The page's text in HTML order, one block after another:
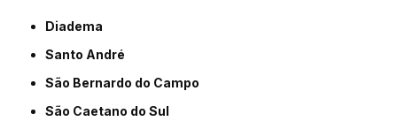
Diadema
Santo André
São Bernardo do Campo
São Caetano do Sul